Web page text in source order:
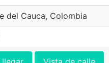
del Cauca, Colombia